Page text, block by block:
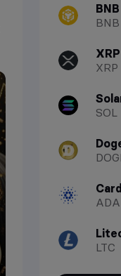
BNB
BNB
XRP
XRP
SOL
ADA
LTC